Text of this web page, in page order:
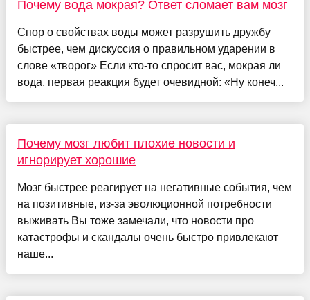
Почему вода мокрая? Ответ сломает вам мозг
Спор о свойствах воды может разрушить дружбу
быстрее, чем дискуссия о правильном ударении в
слове «творог» Если кто-то спросит вас, мокрая ли
вода, первая реакция будет очевидной: «Ну конеч...
Почему мозг любит плохие новости и
игнорирует хорошие
Мозг быстрее реагирует на негативные события, чем
на позитивные, из-за эволюционной потребности
выживать Вы тоже замечали, что новости про
катастрофы и скандалы очень быстро привлекают
наше...